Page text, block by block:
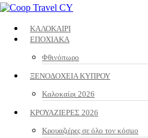
ΚΑΛΟΚΑΙΡΙ
ΕΠΟΧΙΑΚΑ
Φθινόπωρο
ΞΕΝΟΔΟΧΕΙΑ ΚΥΠΡΟΥ
Καλοκαίρι 2026
ΚΡΟΥΑΖΙΕΡΕΣ 2026
Κρουαζιέρες σε όλο τον κόσμο